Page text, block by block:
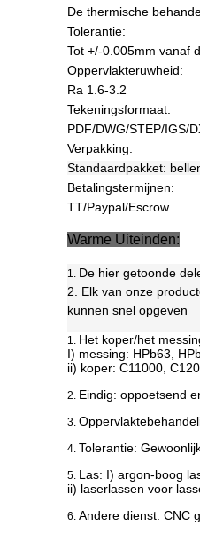
De thermische
Tolerantie:
Tot +/-0.005mm vanaf
Oppervlakteruwheid:
Ra 1.6-3.2
Tekeningsformaat:
PDF/DWG/STEP/IGS/
Verpakking:
Standaardpakket:
Betalingstermijnen:
TT/Paypal/Escrow
Warme Uiteinden:
1. De hier getoonde
2. Elk van onze
kunnen snel opgeven
1. Het koper/het
I) messing: HPb63,
ii) koper: C11000,
2. Eindig: oppoetsend
3.
4. Tolerantie:
5. Las: I) argon-boog
ii) laserlassen voor
6. Andere dienst: CNC